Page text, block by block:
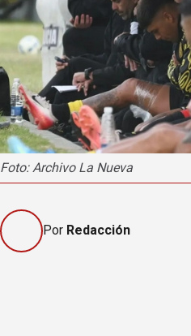
Foto: Archivo La Nueva
Por Redacción